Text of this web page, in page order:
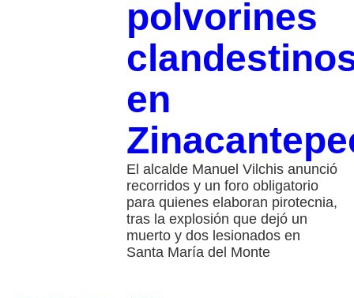
polvorines
en
El alcalde Manuel Vilchis anunció
recorridos y un foro obligatorio
para quienes elaboran pirotecnia,
tras la explosión que dejó un
muerto y dos lesionados en
Santa María del Monte